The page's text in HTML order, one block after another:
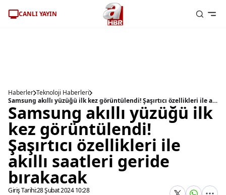
CANLI YAYIN
Haberler Teknoloji Haberleri
Samsung akıllı yüzüğü ilk kez görüntülendi! Şaşırtıcı özellikleri ile akıllı saatleri geride bırakacak
Samsung akıllı yüzüğü ilk
kez görüntülendi!
Şaşırtıcı özellikleri ile
akıllı saatleri geride
bırakacak
Giriş Tarihi:28 Şubat 2024 10:28